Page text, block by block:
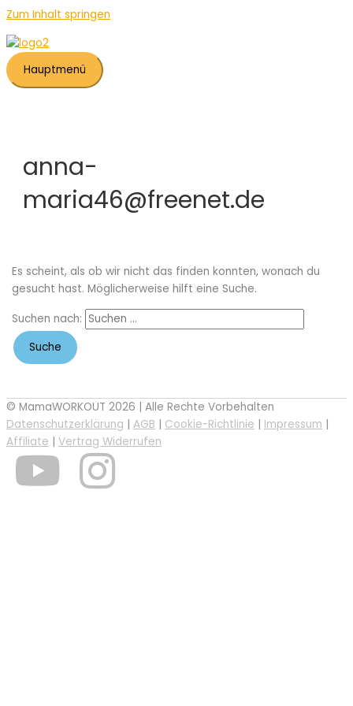
Zum Inhalt springen
Hauptmenü
anna-
maria46@freenet.de
Es scheint, als ob wir nicht das finden konnten, wonach du
gesucht hast. Möglicherweise hilft eine Suche.
Suchen nach:
© MamaWORKOUT 2026 | Alle Rechte Vorbehalten
Datenschutzerklärung | AGB | Cookie-Richtlinie | Impressum |
Affiliate | Vertrag Widerrufen